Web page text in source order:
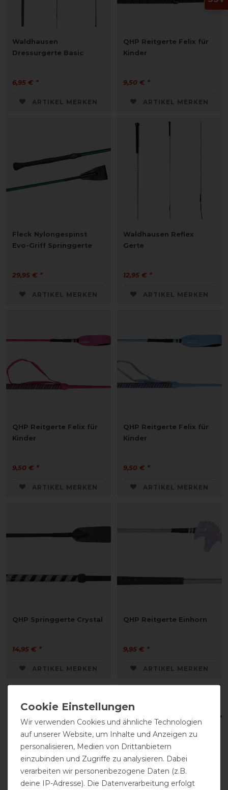
Waldhausen
Dressurgerte Basic
6,95 € *
ARTIKEL MERKEN
QHP Reitgerte Felix für
Kinder
9,50 € *
ARTIKEL MERKEN
Fleck Nylongespinst
Evo-Griff Springgerte
29,95 € *
ARTIKEL MERKEN
Waldhausen Reflex
Gerte
12,95 € *
ARTIKEL MERKEN
QHP Reitgerte Felix für
Kinder
9,50 € *
ARTIKEL MERKEN
QHP Reitgerte Felix für
Kinder
9,50 € *
ARTIKEL MERKEN
QHP Springgerte Crystal
14,95 € *
ARTIKEL MERKEN
QHP Reitgerte Einhorn
9,95 € *
ARTIKEL MERKEN
Wir verwenden Cookies und ähnliche Technologien
auf unserer Website, um Inhalte und Anzeigen zu
personalisieren, Medien von Drittanbietern
einzubinden und Zugriffe zu analysieren. Dabei
verarbeiten wir personenbezogene Daten (z.B.
deine IP-Adresse). Die Datenverarbeitung erfolgt